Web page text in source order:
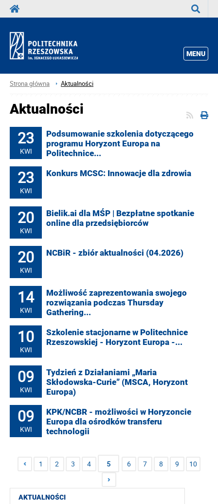
MENU
Strona główna Aktualności
AKTUALNOŚCI
Aktualności
23
KWI
Podsumowanie szkolenia dotyczącego
programu Horyzont Europa na
Politechnice...
23
KWI
Konkurs MCSC: Innowacje dla zdrowia
20
KWI
Bielik.ai dla MŚP | Bezpłatne spotkanie
online dla przedsiębiorców
20
KWI
NCBiR - zbiór aktualności (04.2026)
14
KWI
Możliwość zaprezentowania swojego
rozwiązania podczas Thursday
Gathering...
10
KWI
Szkolenie stacjonarne w Politechnice
Rzeszowskiej - Horyzont Europa -...
09
KWI
Tydzień z Działaniami „Maria
Skłodowska-Curie” (MSCA, Horyzont
Europa)
09
KWI
KPK/NCBR - możliwości w Horyzoncie
Europa dla ośrodków transferu
technologii
1 2 3 4 5 6 7 8 9 10